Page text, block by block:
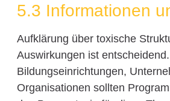
5.3 Informationen
Aufklärung über toxische
Auswirkungen ist entscheidend.
Bildungseinrichtungen,
Organisationen sollten